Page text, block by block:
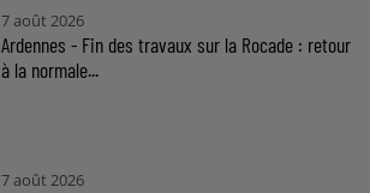
7 août 2026
Ardennes - Fin des travaux sur la Rocade : retour
à la normale...
7 août 2026